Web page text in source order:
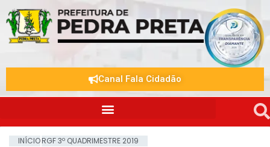
Canal Fala Cidadão
INÍCIORGF 3º QUADRIMESTRE 2019